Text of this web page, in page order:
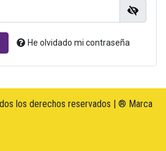
He olvidado mi contraseña
los derechos reservados | ® Marca